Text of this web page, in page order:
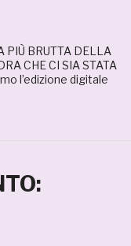
PIÙ BRUTTA DELLA
CHE CI SIA STATA
l’edizione digitale